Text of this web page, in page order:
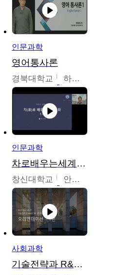
인문과학
영어통사론
경북대학교 하승완
인문과학
차로배우는세계문화
창신대학교 안소영
사회과학
기술전략과 R&D기획